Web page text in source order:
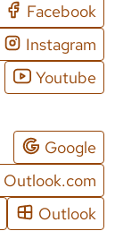
Facebook
Instagram
Youtube
Google
Outlook.com
Outlook